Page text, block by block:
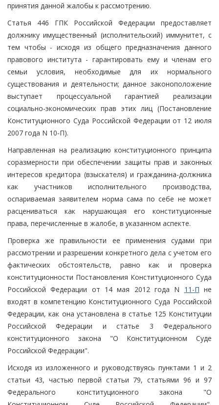
принятия данной жалобы к рассмотрению.
Статья 446 ГПК Российской Федерации предоставляет
должнику имущественный (исполнительский) иммунитет, с
тем чтобы - исходя из общего предназначения данного
правового института - гарантировать ему и членам его
семьи условия, необходимые для их нормального
существования и деятельности; данное законоположение
выступает процессуальной гарантией реализации
социально-экономических прав этих лиц (Постановление
Конституционного Суда Российской Федерации от 12 июля
2007 года N 10-П).
Направленная на реализацию конституционного принципа
соразмерности при обеспечении защиты прав и законных
интересов кредитора (взыскателя) и гражданина-должника
как участников исполнительного производства,
оспариваемая заявителем норма сама по себе не может
расцениваться как нарушающая его конституционные
права, перечисленные в жалобе, в указанном аспекте.
Проверка же правильности ее применения судами при
рассмотрении и разрешении конкретного дела с учетом его
фактических обстоятельств, равно как и проверка
конституционности Постановления Конституционного Суда
Российской Федерации от 14 мая 2012 года N 11-П не
входят в компетенцию Конституционного Суда Российской
Федерации, как она установлена в статье 125 Конституции
Российской Федерации и статье 3 Федерального
конституционного закона "О Конституционном Суде
Российской Федерации".
Исходя из изложенного и руководствуясь пунктами 1 и 2
статьи 43, частью первой статьи 79, статьями 96 и 97
Федерального конституционного закона "О